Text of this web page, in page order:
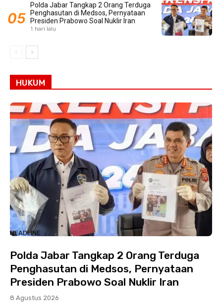
Polda Jabar Tangkap 2 Orang Terduga
Penghasutan di Medsos, Pernyataan
Presiden Prabowo Soal Nuklir Iran
1 hari lalu
HUKUM
HEADLINE
Polda Jabar Tangkap 2 Orang Terduga
Penghasutan di Medsos, Pernyataan
Presiden Prabowo Soal Nuklir Iran
8 Agustus 2026